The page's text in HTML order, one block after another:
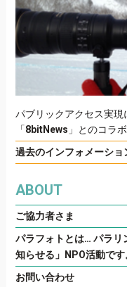
パブリックアクセス実現
「8bitNews 」とのコラ
過去のインフォメーショ
ABOUT
ご協力者さま
パラフォトとは… パラリ
知らせる」NPO活動です
お問い合わせ